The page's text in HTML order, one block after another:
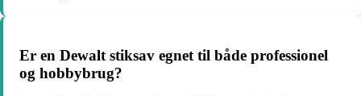
Er en Dewalt stiksav egnet til både professionel
og hobbybrug?